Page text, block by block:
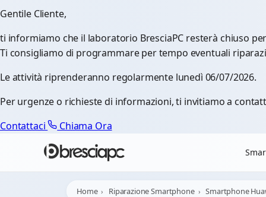
Gentile Cliente,
ti informiamo che il laboratorio BresciaPC resterà chiuso
Ti consigliamo di programmare per tempo eventuali
Le attività riprenderanno regolarmente lunedì 06/07/2026.
Per urgenze o richieste di informazioni, ti invitiamo a
Contattaci
Chiama Ora
Home Riparazione Smartphone Smartphone